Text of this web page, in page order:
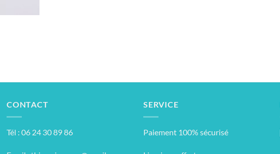
CONTACT
Tél : 06 24 30 89 86
SERVICE
Paiement 100% sécurisé